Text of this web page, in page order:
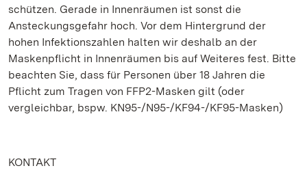
schützen. Gerade in Innenräumen ist sonst die
Ansteckungsgefahr hoch. Vor dem Hintergrund der
hohen Infektionszahlen halten wir deshalb an der
Maskenpflicht in Innenräumen bis auf Weiteres fest. Bitte
beachten Sie, dass für Personen über 18 Jahren die
Pflicht zum Tragen von FFP2-Masken gilt (oder
vergleichbar, bspw. KN95-/N95-/KF94-/KF95-Masken)
KONTAKT